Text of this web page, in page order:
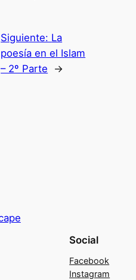
Siguiente: La
poesía en el Islam
– 2º Parte
→
Social
Facebook
Instagram